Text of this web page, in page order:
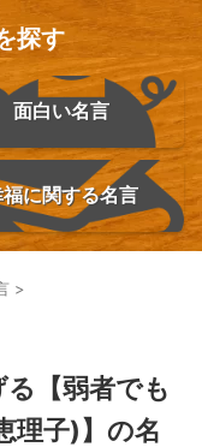
探す
面白い名言
に関する名言
>
【弱者でも
理子)】の名